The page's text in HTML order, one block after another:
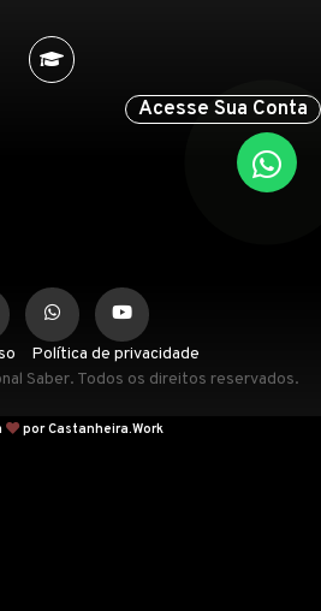
Acesse Sua Conta
Política de privacidade
Saber. Todos os direitos reservados.
por Castanheira.Work